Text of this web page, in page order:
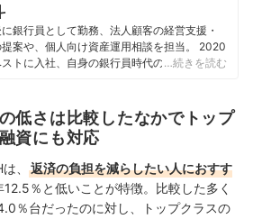
銀行員として勤務、法人顧客の経営支援・
案や、個人向け資産運用相談を担当。 2020
トに入社、自身の銀行員時代の経験を活か
説コンテンツの制作を統括する。 また、
イナンスで借入や投資への疑問や基礎知識に
担当している。
のプロフィール
…続きを読む
低さは比較したなかでトップ
資にも対応
、
返済の負担を減らしたい人におすす
％と低いことが特徴。比較した多く
％台だったのに対し、トップクラスの